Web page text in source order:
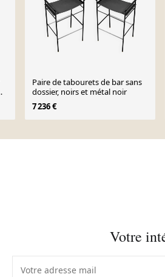
Paire de tabourets de bar sans
dossier, noirs et métal noir
7 236 €
Votre